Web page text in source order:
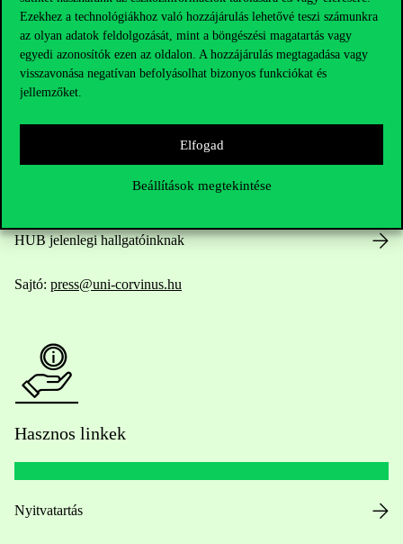
Ezekhez a technológiákhoz való hozzájárulás lehetővé teszi számunkra
az olyan adatok feldolgozását, mint a böngészési magatartás vagy
egyedi azonosítók ezen az oldalon. A hozzájárulás megtagadása vagy
visszavonása negatívan befolyásolhat bizonyos funkciókat és
jellemzőket.
Elfogad
Beállítások megtekintése
Elérhetőségek
Kérdésed van a felvételivel kapcsolatban?
HUB jelenlegi hallgatóinknak
Sajtó: press@uni-corvinus.hu
Hasznos linkek
Nyitvatartás